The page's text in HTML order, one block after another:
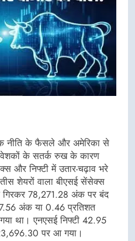
नीति के फैसले और अमेरिका से
के सतर्क रुख के कारण
और निफ्टी में उतार-चढ़ाव भरे
तीस शेयरों वाला बीएसई सेंसेक्स
78,271.28 अंक पर बंद
अंक या 0.46 प्रतिशत
था। एनएसई निफ्टी 42.95
पर आ गया।